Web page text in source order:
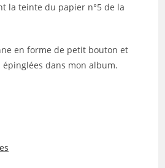
la teinte du papier n°5 de la
en forme de petit bouton et
épinglées dans mon album.